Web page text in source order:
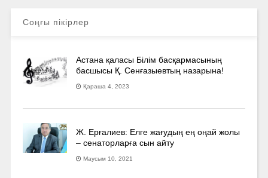
Соңғы пікірлер
Астана қаласы Білім басқармасының
басшысы Қ. Сенғазыевтың назарына!
Қараша 4, 2023
Ж. Ерғалиев: Елге жағудың ең оңай жолы
– сенаторларға сын айту
Маусым 10, 2021